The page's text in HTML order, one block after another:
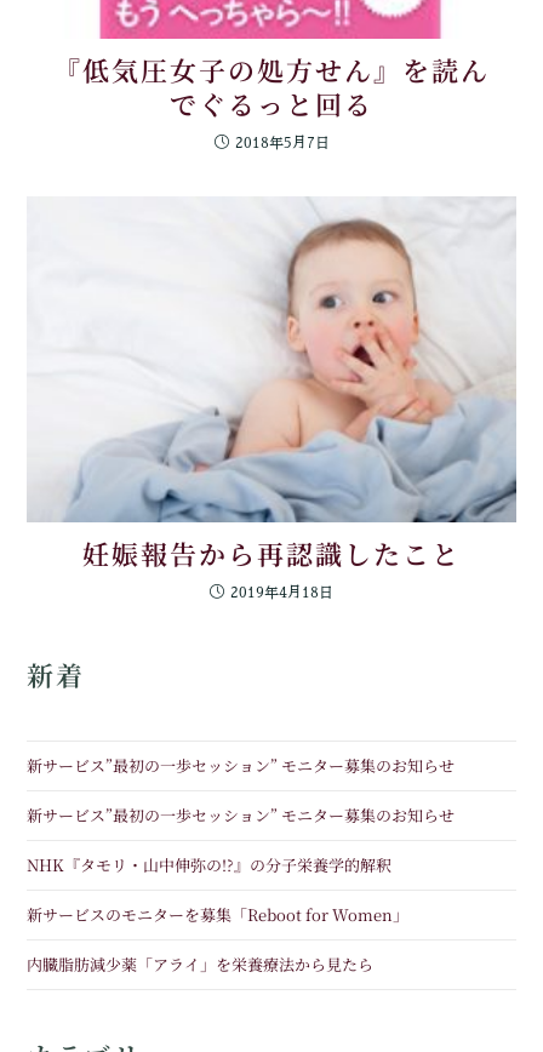
『低気圧女子の処方せん』を読ん
でぐるっと回る
2018年5月7日
妊娠報告から再認識したこと
2019年4月18日
新着
新サービス”最初の一歩セッション” モニター募集のお知らせ
新サービス”最初の一歩セッション” モニター募集のお知らせ
NHK『タモリ・山中伸弥の!?』の分子栄養学的解釈
新サービスのモニターを募集「Reboot for Women」
内臓脂肪減少薬「アライ」を栄養療法から見たら